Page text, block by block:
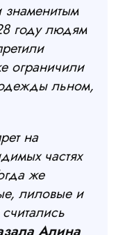
году людям
ограничили
льном,
на
частях
же
лиловые и